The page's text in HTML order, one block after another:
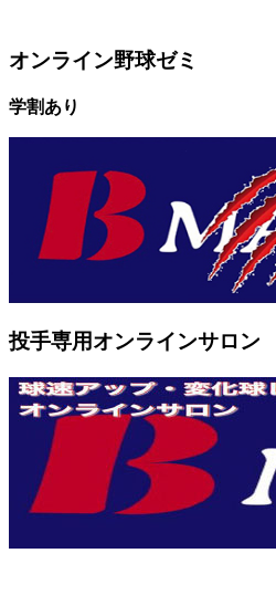
オンライン野球ゼミ
学割あり
投手専用オンラインサロン